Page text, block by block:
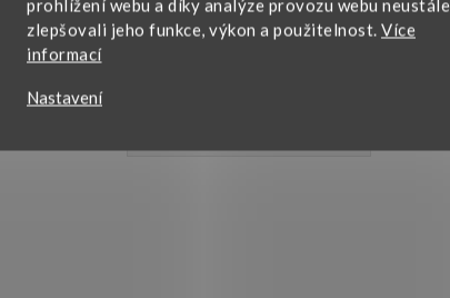
prohlížení webu a díky analýze provozu webu neustále
zlepšovali jeho funkce, výkon a použitelnost. Více
informací
Nastavení
ke každodennímu nošení,narozeniny, svátek,výročí